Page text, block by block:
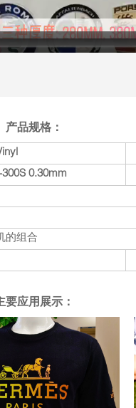
产品规格：
300S 0.30mm
的组合
要应用展示：